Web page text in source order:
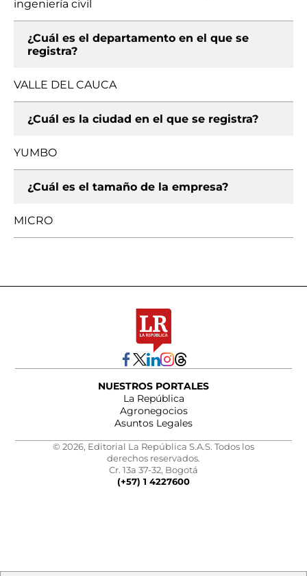
ingeniería civil
¿Cuál es el departamento en el que se
registra?
VALLE DEL CAUCA
¿Cuál es la ciudad en el que se registra?
YUMBO
¿Cuál es el tamaño de la empresa?
MICRO
NUESTROS PORTALES
La República
Agronegocios
Asuntos Legales
© 2026, Editorial La República S.A.S. Todos los
derechos reservados.
Cr. 13a 37-32, Bogotá
(+57) 1 4227600